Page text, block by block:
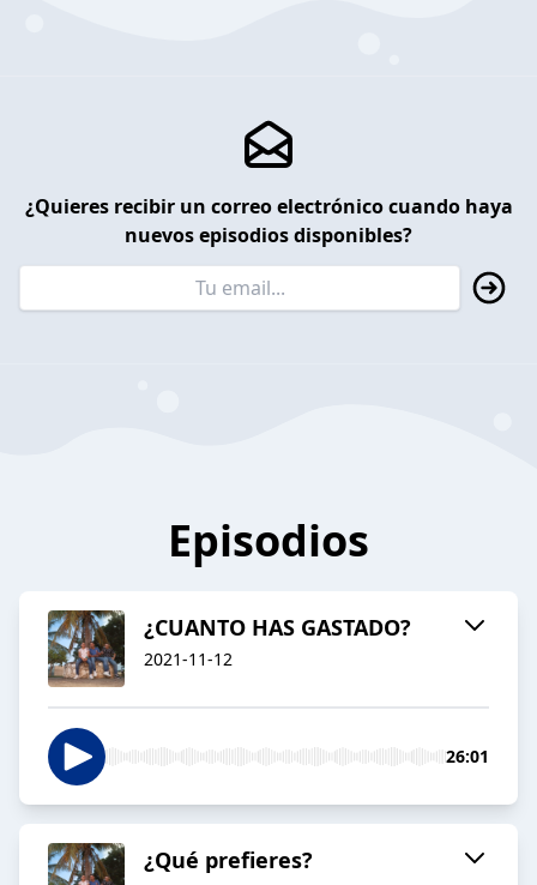
¿Quieres recibir un correo electrónico cuando haya
nuevos episodios disponibles?
Episodios
¿CUANTO HAS GASTADO?
2021-11-12
26:01
¿Qué prefieres?